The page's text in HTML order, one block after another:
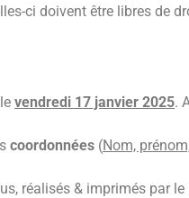
ci doivent être libres de
vendredi 17 janvier 2025.
coordonnées (Nom,
réalisés & imprimés par le